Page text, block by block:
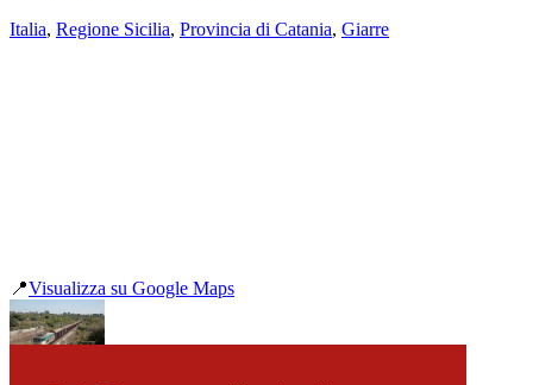
Italia, Regione Sicilia, Provincia di Catania, Giarre
📍Visualizza su Google Maps